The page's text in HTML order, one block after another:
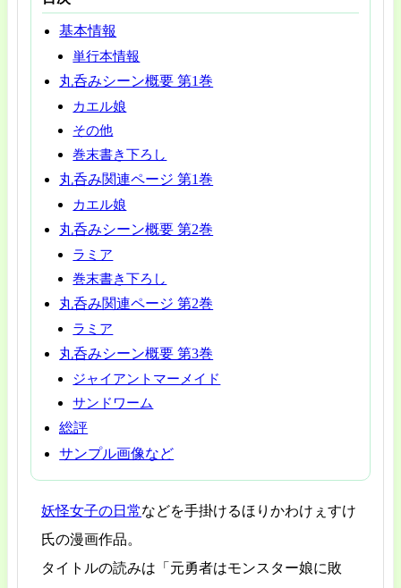
基本情報
単行本情報
丸呑みシーン概要 第1巻
カエル娘
その他
巻末書き下ろし
丸呑み関連ページ 第1巻
カエル娘
丸呑みシーン概要 第2巻
ラミア
巻末書き下ろし
丸呑み関連ページ 第2巻
ラミア
丸呑みシーン概要 第3巻
ジャイアントマーメイド
サンドワーム
総評
サンプル画像など
妖怪女子の日常などを手掛けるほりかわけぇすけ
氏の漫画作品。
タイトルの読みは「元勇者はモンスター娘に敗